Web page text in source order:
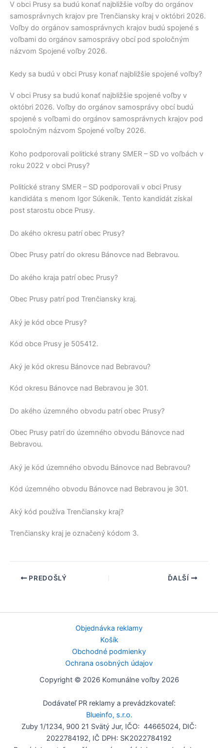
V obci Prusy sa budú konať najbližšie voľby do orgánov
samosprávnych krajov pre Trenčiansky kraj v októbri 2026.
Voľby do orgánov samosprávnych krajov budú spojené s
voľbami do orgánov samosprávy obcí pod spoločným
názvom Spojené voľby 2026.
Kedy sa budú v obci Prusy konať najbližšie spojené voľby?
V obci Prusy sa budú konať najbližšie spojené voľby v
októbri 2026. Voľby do orgánov samosprávy obcí budú
spojené s voľbami do orgánov samosprávnych krajov pod
spoločným názvom Spojené voľby 2026.
Koho podporovali politické strany SMER – SD vo voľbách v
roku 2022 v obci Prusy?
Politické strany SMER – SD podporovali v obci Prusy
kandidáta s menom Igor Súkeník. Tento kandidát získal
post starostu obce Prusy.
Do akého okresu patrí obec Prusy?
Obec Prusy patrí do okresu Bánovce nad Bebravou.
Do akého kraja patrí obec Prusy?
Obec Prusy patrí pod Trenčiansky kraj.
Aký je kód obce Prusy?
Kód obce Prusy je 505412.
Aký je kód okresu Bánovce nad Bebravou?
Kód okresu Bánovce nad Bebravou je 301.
Do akého územného obvodu patrí obec Prusy?
Obec Prusy patrí do územného obvodu Bánovce nad
Bebravou.
Aký je kód územného obvodu Bánovce nad Bebravou?
Kód územného obvodu Bánovce nad Bebravou je 301.
Aký kód používa Trenčiansky kraj?
Trenčiansky kraj je označený kódom 3.
PREDOŠLÝ ĎALŠÍ
Objednávka reklamy
Košík
Obchodné podmienky
Ochrana osobných údajov
Copyright © 2026 Komunálne voľby 2026
Dodávateľ PR reklamy a prevádzkovateľ:
Blueinfo, s.r.o.
Zuby 1/1234, 900 21 Svätý Jur, IČO: 44665024, DIČ:
2022784192, IČ DPH: SK2022784192